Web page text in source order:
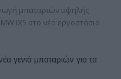
μπαταριών υψηλής
iX5 στο νέο εργοστάσιο
γενιά μπαταριών για τα